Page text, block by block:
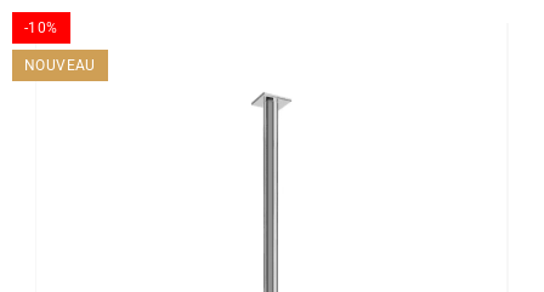
-10%
NOUVEAU